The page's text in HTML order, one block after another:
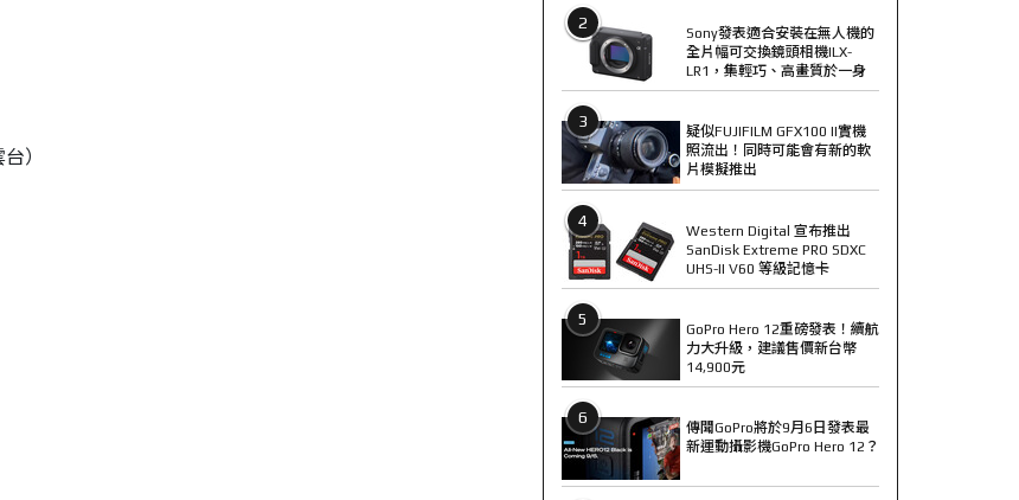
）
2
Sony發表適合安裝在無人機的
全片幅可交換鏡頭相機ILX-
LR1，集輕巧、高畫質於一身
3
疑似FUJIFILM GFX100 II實機
照流出！同時可能會有新的軟
片模擬推出
4
Western Digital 宣布推出
SanDisk Extreme PRO SDXC
UHS-II V60 等級記憶卡
5
GoPro Hero 12重磅發表！續航
力大升級，建議售價新台幣
14,900元
6
傳聞GoPro將於9月6日發表最
新運動攝影機GoPro Hero 12？